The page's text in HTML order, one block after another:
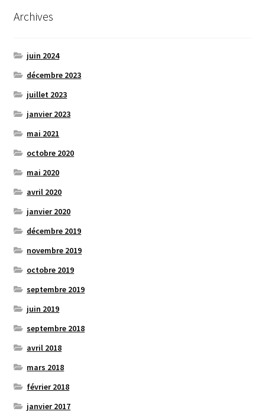
Archives
juin 2024
décembre 2023
juillet 2023
janvier 2023
mai 2021
octobre 2020
mai 2020
avril 2020
janvier 2020
décembre 2019
novembre 2019
octobre 2019
septembre 2019
juin 2019
septembre 2018
avril 2018
mars 2018
février 2018
janvier 2017